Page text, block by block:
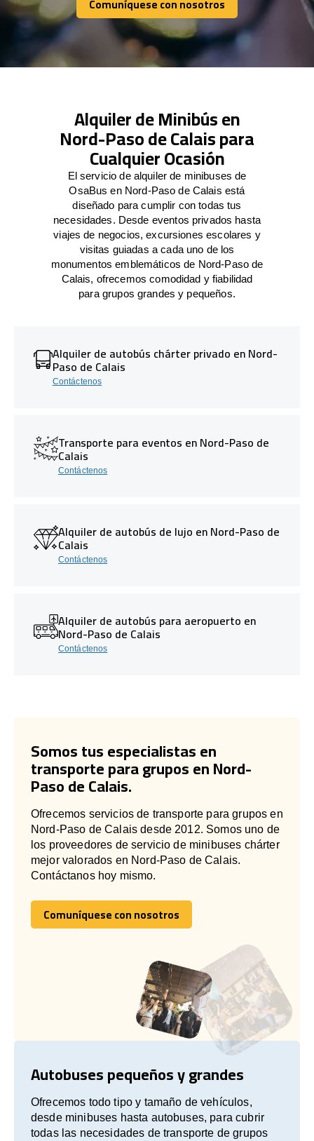
Comuníquese con nosotros
Comuníquese con nosotros
Alquiler de Minibús en
Nord-Paso de Calais para
Cualquier Ocasión
El servicio de alquiler de minibuses de
OsaBus en Nord-Paso de Calais está
diseñado para cumplir con todas tus
necesidades. Desde eventos privados hasta
viajes de negocios, excursiones escolares y
visitas guiadas a cada uno de los
monumentos emblemáticos de Nord-Paso de
Calais, ofrecemos comodidad y fiabilidad
para grupos grandes y pequeños.
Alquiler de autobús chárter privado en Nord-
Paso de Calais
Contáctenos
Transporte para eventos en Nord-Paso de
Calais
Contáctenos
Alquiler de autobús de lujo en Nord-Paso de
Calais
Contáctenos
Alquiler de autobús para aeropuerto en
Nord-Paso de Calais
Contáctenos
Somos tus especialistas en
transporte para grupos en Nord-
Paso de Calais.
Ofrecemos servicios de transporte para grupos en
Nord-Paso de Calais desde 2012. Somos uno de
los proveedores de servicio de minibuses chárter
mejor valorados en Nord-Paso de Calais.
Contáctanos hoy mismo.
Comuníquese con nosotros
Comuníquese con nosotros
Autobuses pequeños y grandes
Ofrecemos todo tipo y tamaño de vehículos,
desde minibuses hasta autobuses, para cubrir
todas las necesidades de transporte de grupos